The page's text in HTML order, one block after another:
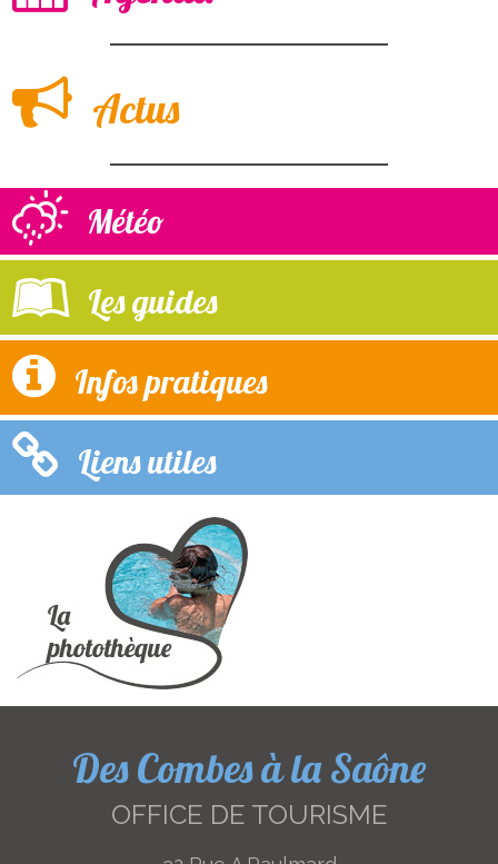
Actus
Météo
Les guides
Infos pratiques
Liens utiles
Des Combes à la Saône
OFFICE DE TOURISME